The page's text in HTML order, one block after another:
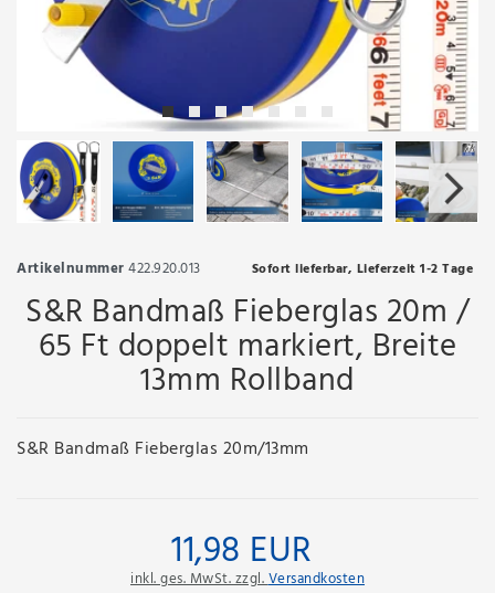
Artikelnummer422.920.013 Sofort lieferbar, Lieferzeit 1-2 Tage
S&R Bandmaß Fieberglas 20m /
65 Ft doppelt markiert, Breite
13mm Rollband
S&R Bandmaß Fieberglas 20m/13mm
11,98 EUR
inkl. ges. MwSt. zzgl.Versandkosten